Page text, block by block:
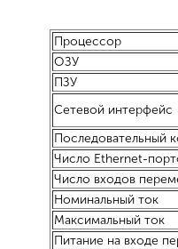
Процессор
ОЗУ
ПЗУ
Сетевой интерфейс
Последовательный
Число Ethernet-
Число входов
Номинальный ток
Максимальный ток
Питание на входе